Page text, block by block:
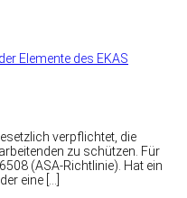
verpflichtet, die
zu schützen. Für
(ASA-Richtlinie). Hat ein
eine […]